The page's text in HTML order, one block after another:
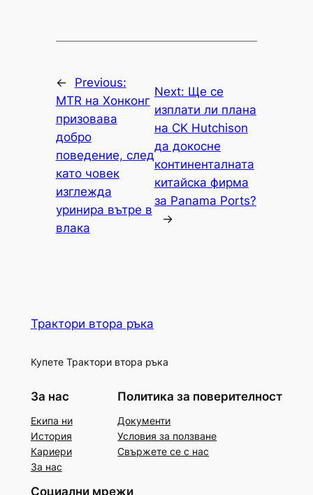
←
Previous:
MTR на Хонконг
призовава
добро
поведение, след
като човек
изглежда
уринира вътре в
влака
Next: Ще се
изплати ли плана
на CK Hutchison
да докосне
континенталната
китайска фирма
за Panama Ports?
→
Трактори втора ръка
Купете Трактори втора ръка
За нас
Екипа ни
История
Кариери
За нас
Политика за поверителност
Документи
Условия за ползване
Свържете се с нас
Социални мрежи